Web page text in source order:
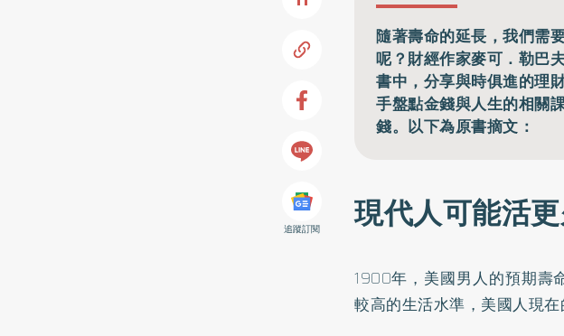
追蹤訂閱
隨著壽命的延長，我們需
呢？財經作家麥可．勒巴
書中，分享與時俱進的理
手盤點金錢與人生的相關
錢。以下為原書摘文：
現代人可能活
1900年，美國男人的預期壽
較高的生活水準，美國人現在